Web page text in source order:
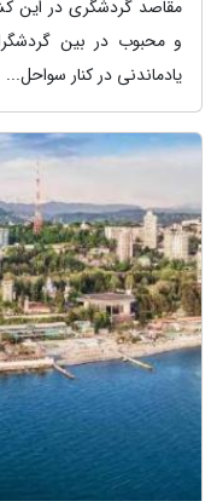
مقاصد گردشگری در این
و محبوب در بین
یادماندنی در کنار سواحل...